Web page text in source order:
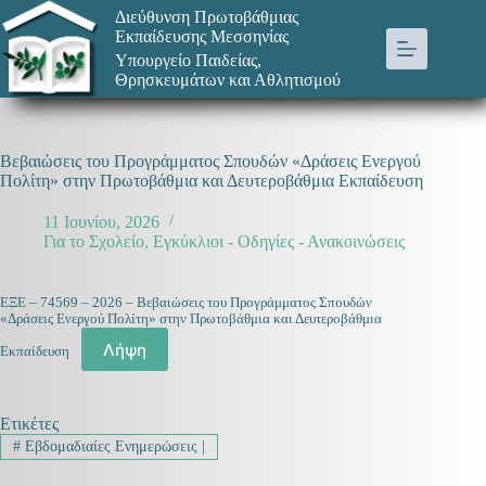
Μετάβαση
στο
περιεχόμενο
Διεύθυνση Πρωτοβάθμιας
Εκπαίδευσης Μεσσηνίας
Υπουργείο Παιδείας,
Θρησκευμάτων και Αθλητισμού
Βεβαιώσεις του Προγράμματος Σπουδών «Δράσεις Ενεργού
Πολίτη» στην Πρωτοβάθμια και Δευτεροβάθμια Εκπαίδευση
11 Ιουνίου, 2026
Για το Σχολείο, Εγκύκλιοι - Οδηγίες - Ανακοινώσεις
ΕΞΕ – 74569 – 2026 – Βεβαιώσεις του Προγράμματος Σπουδών
«Δράσεις Ενεργού Πολίτη» στην Πρωτοβάθμια και Δευτεροβάθμια
Εκπαίδευση Λήψη
Ετικέτες
#Εβδομαδιαίες Ενημερώσεις |